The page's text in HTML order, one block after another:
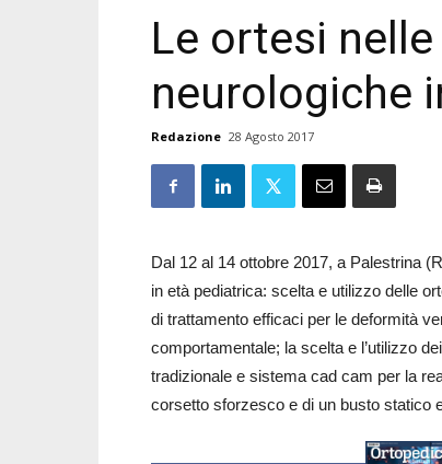
Le ortesi
neurologiche
Redazione 28 Agosto 2017
Dal 12 al 14 ottobre 2017, a Palestrina
in età pediatrica: scelta e utilizzo delle
di trattamento efficaci per le deformità
comportamentale; la scelta e l’utilizzo
tradizionale e sistema cad cam per la
corsetto sforzesco e di un busto statico